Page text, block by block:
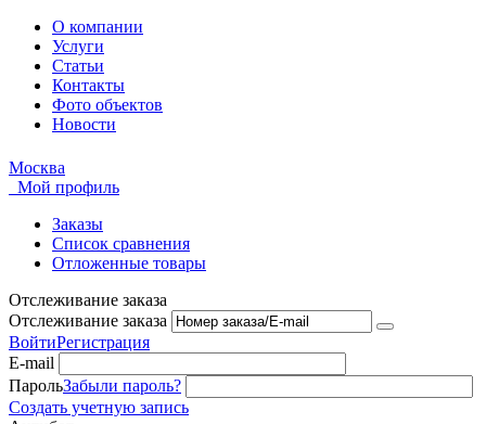
О компании
Услуги
Статьи
Контакты
Фото объектов
Новости
Москва
Мой профиль
Заказы
Список сравнения
Отложенные товары
Отслеживание заказа
Отслеживание заказа
ВойтиРегистрация
E-mail
ПарольЗабыли пароль?
Создать учетную запись